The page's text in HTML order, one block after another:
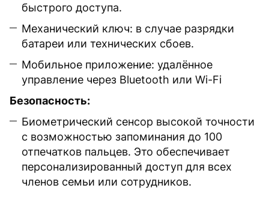
быстрого доступа.
Механический ключ: в случае разрядки
батареи или технических сбоев.
Мобильное приложение: удалённое
управление через Bluetooth или Wi-Fi
Безопасность:
Биометрический сенсор высокой точности
с возможностью запоминания до 100
отпечатков пальцев. Это обеспечивает
персонализированный доступ для всех
членов семьи или сотрудников.